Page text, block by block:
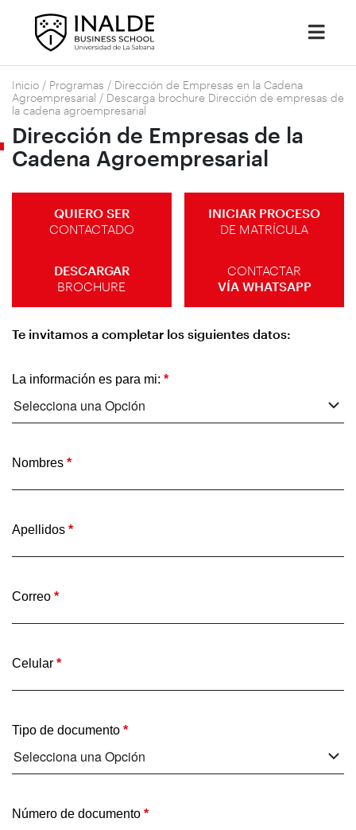
Inicio / Programas / Dirección de Empresas en la Cadena
Agroempresarial / Descarga brochure Dirección de empresas de
la cadena agroempresarial
Dirección de Empresas de la
Cadena Agroempresarial
QUIERO SER
CONTACTADO
INICIAR PROCESO
DE MATRÍCULA
DESCARGAR
BROCHURE
CONTACTAR
VÍA WHATSAPP
Te invitamos a completar los siguientes datos: